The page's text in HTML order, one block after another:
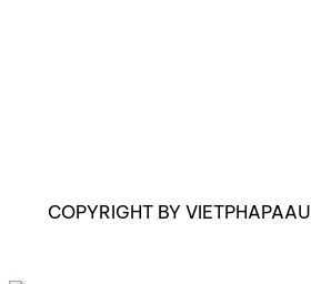
COPYRIGHT BY VIETPHAPAAU